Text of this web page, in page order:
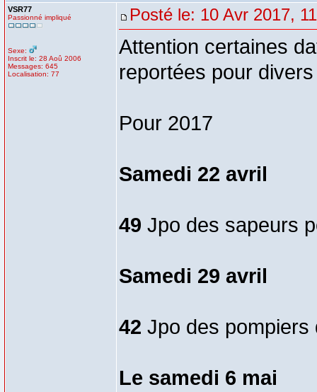
VSR77
Passionné impliqué
Sexe:
Inscrit le: 28 Aoû 2006
Messages: 645
Localisation: 77
Posté le: 10 Avr 2017,
Attention certaines
reportées pour
Pour 2017
Samedi 22 avril
49 Jpo des sapeurs
Samedi 29 avril
42 Jpo des pompiers
Le samedi 6 mai